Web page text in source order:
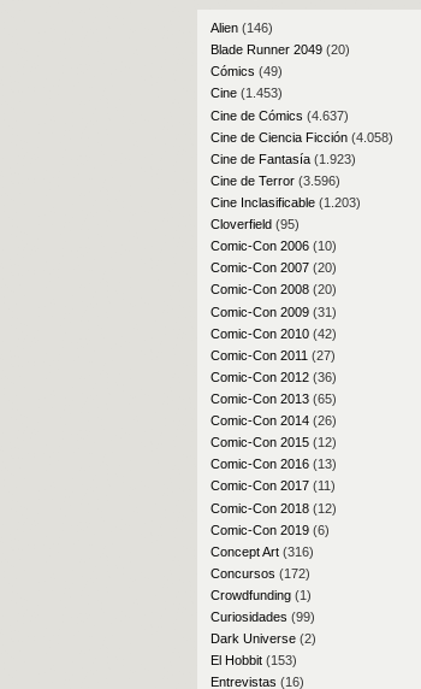
Alien(146)
Blade Runner 2049(20)
Cómics (49)
Cine(1.453)
Cine de Cómics (4.637)
Cine de Ciencia Ficción(4.058)
Cine de Fantasía(1.923)
Cine de Terror(3.596)
Cine Inclasificable(1.203)
Cloverfield(95)
Comic-Con 2006(10)
Comic-Con 2007(20)
Comic-Con 2008(20)
Comic-Con 2009(31)
Comic-Con 2010(42)
Comic-Con 2011 (27)
Comic-Con 2012(36)
Comic-Con 2013(65)
Comic-Con 2014(26)
Comic-Con 2015(12)
Comic-Con 2016(13)
Comic-Con 2017(11)
Comic-Con 2018(12)
Comic-Con 2019(6)
Concept Art(316)
Concursos (172)
Crowdfunding(1)
Curiosidades (99)
Dark Universe(2)
El Hobbit(153)
Entrevistas (16)